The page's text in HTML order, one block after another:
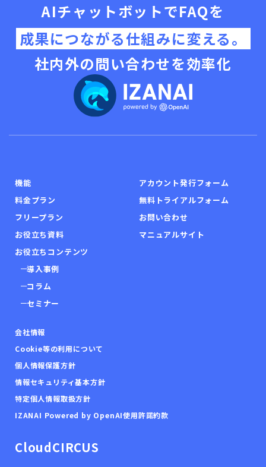
AIチャットボットでFAQを
成果につながる仕組みに変える。
社内外の問い合わせを効率化
CloudCIRCUS
機能
料金プラン
フリープラン
お役立ち資料
お役立ちコンテンツ
導入事例
コラム
セミナー
アカウント発行フォーム
無料トライアルフォーム
お問い合わせ
マニュアルサイト
会社情報
Cookie等の利用について
個人情報保護方針
情報セキュリティ基本方針
特定個人情報取扱方針
IZANAI Powered by OpenAI使用許諾約款